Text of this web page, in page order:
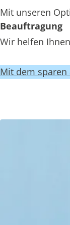
Mit unseren
Beauftragung
Wir helfen
Mit dem sparen